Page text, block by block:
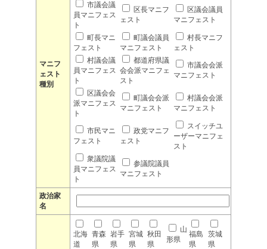
マニフ
ェスト
種別
市議会議
員マニフェス
ト
区長マニフ
ェスト
区議会議員
マニフェスト
町長マニ
フェスト
町議会議員
マニフェスト
村長マニフ
ェスト
村議会議
員マニフェス
ト
都道府県議
会会派マニフェ
スト
市議会会派
マニフェスト
区議会会
派マニフェス
ト
町議会会派
マニフェスト
村議会会派
マニフェスト
市民マニ
フェスト
政党マニフ
ェスト
スイッチユ
ーザーマニフェ
スト
衆議院議
員マニフェス
ト
参議院議員
マニフェスト
政治家
名
北海
道
青森
県
岩手
県
宮城
県
秋田
県
山
形県
福島
県
茨城
県